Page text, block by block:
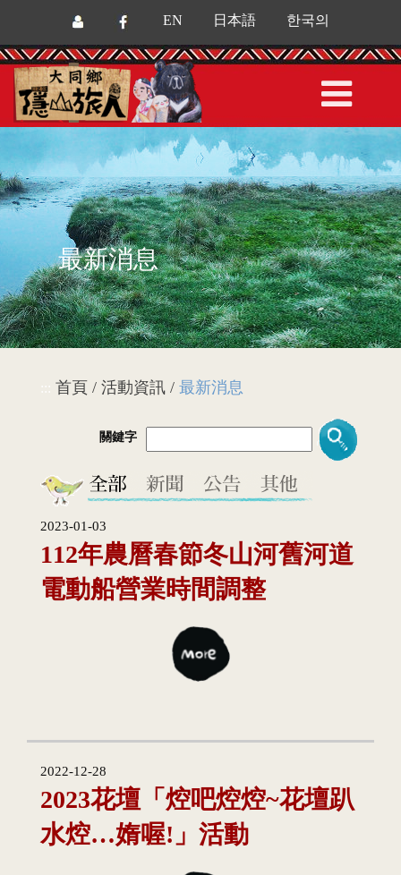
EN 日本語 한국의
最新消息
首頁 / 活動資訊 / 最新消息
關鍵字
2023-01-03
112年農曆春節冬山河舊河道
電動船營業時間調整
2022-12-28
2023花壇「焢吧焢焢~花壇趴
水焢…媠喔!」活動